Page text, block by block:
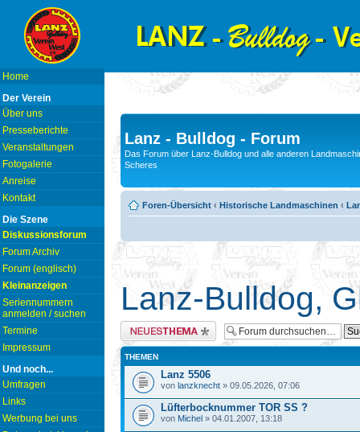
Home
Der Verein
Über uns
Presseberichte
Veranstaltungen
Fotogalerie
Anreise
Kontakt
Die Szene
Diskussionsforum
Forum Archiv
Forum (englisch)
Kleinanzeigen
Seriennummern
anmelden / suchen
Termine
Impressum
Und noch...
Umfragen
Links
Werbung bei uns
Lanz - Bulldog - Forum
Das Forum über Lanz-Bulldog und alle anderen
Scheres
Foren-Übersicht ‹ Historische Landmaschinen ‹
Lanz-Bulldog,
Neues Thema erstellen
THEMEN
Lanz 5506
von lanzknecht » 09.05.2026, 07:06
Lüfterbocknummer TOR SS ?
von Michel » 04.01.2007, 13:18